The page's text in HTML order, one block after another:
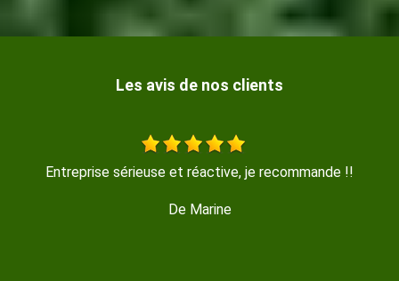
Les avis de nos clients
je recommande !! Travail sérieux, réalisé avec